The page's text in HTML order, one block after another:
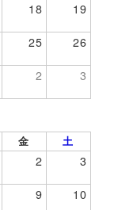
18 19
25 26
2 3
金 土
2 3
9 10